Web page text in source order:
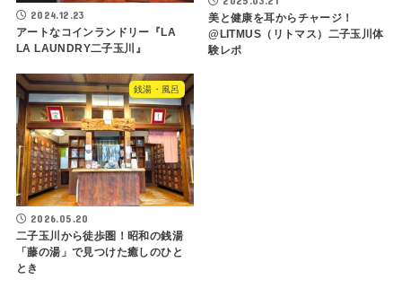
2024.12.23
アートなコインランドリー『LA
LA LAUNDRY二子玉川』
美と健康を耳からチャージ！
@LITMUS（リトマス）二子玉川体
験レポ
銭湯・風呂
2026.05.20
二子玉川から徒歩圏！昭和の銭湯
「藤の湯」で見つけた癒しのひと
とき